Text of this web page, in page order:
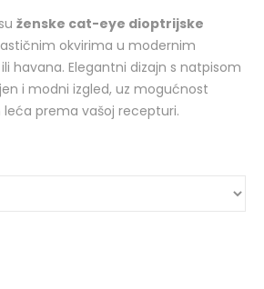
su ženske cat-eye dioptrijske
okvirima u modernim
havana. Elegantni dizajn s natpisom
i modni izgled, uz mogućnost
leća prema vašoj recepturi.